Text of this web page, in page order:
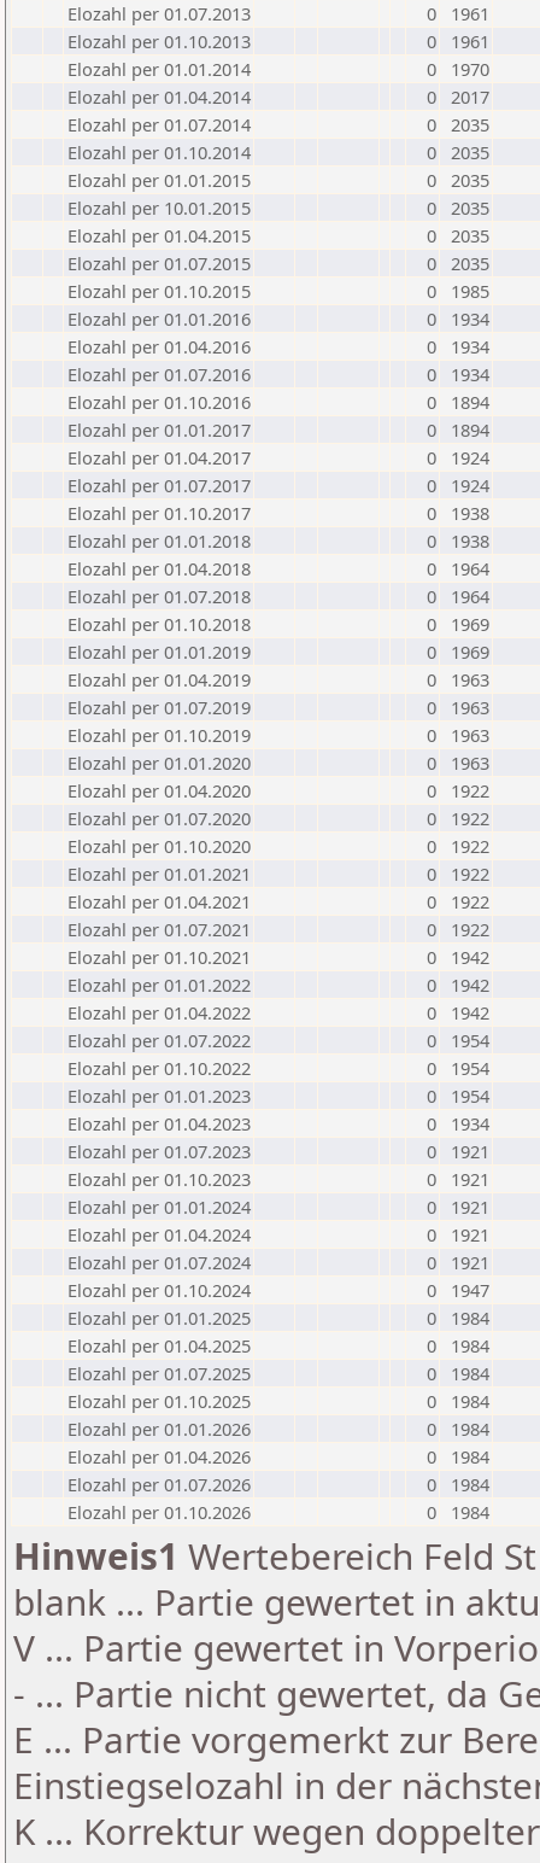
Elozahl per 01.07.2013
0
1961
Elozahl per 01.10.2013
0
1961
Elozahl per 01.01.2014
0
1970
Elozahl per 01.04.2014
0 2017
Elozahl per 01.07.2014
0 2035
Elozahl per 01.10.2014
0 2035
Elozahl per 01.01.2015
0 2035
Elozahl per 10.01.2015
0 2035
Elozahl per 01.04.2015
0 2035
Elozahl per 01.07.2015
0 2035
Elozahl per 01.10.2015
0
1985
Elozahl per 01.01.2016
0
1934
Elozahl per 01.04.2016
0
1934
Elozahl per 01.07.2016
0
1934
Elozahl per 01.10.2016
0
1894
Elozahl per 01.01.2017
0
1894
Elozahl per 01.04.2017
0
1924
Elozahl per 01.07.2017
0
1924
Elozahl per 01.10.2017
0
1938
Elozahl per 01.01.2018
0
1938
Elozahl per 01.04.2018
0
1964
Elozahl per 01.07.2018
0
1964
Elozahl per 01.10.2018
0
1969
Elozahl per 01.01.2019
0
1969
Elozahl per 01.04.2019
0
1963
Elozahl per 01.07.2019
0
1963
Elozahl per 01.10.2019
0
1963
Elozahl per 01.01.2020
0
1963
Elozahl per 01.04.2020
0
1922
Elozahl per 01.07.2020
0
1922
Elozahl per 01.10.2020
0
1922
Elozahl per 01.01.2021
0
1922
Elozahl per 01.04.2021
0
1922
Elozahl per 01.07.2021
0
1922
Elozahl per 01.10.2021
0
1942
Elozahl per 01.01.2022
0
1942
Elozahl per 01.04.2022
0
1942
Elozahl per 01.07.2022
0
1954
Elozahl per 01.10.2022
0
1954
Elozahl per 01.01.2023
0
1954
Elozahl per 01.04.2023
0
1934
Elozahl per 01.07.2023
0
1921
Elozahl per 01.10.2023
0
1921
Elozahl per 01.01.2024
0
1921
Elozahl per 01.04.2024
0
1921
Elozahl per 01.07.2024
0
1921
Elozahl per 01.10.2024
0
1947
Elozahl per 01.01.2025
0
1984
Elozahl per 01.04.2025
0
1984
Elozahl per 01.07.2025
0
1984
Elozahl per 01.10.2025
0
1984
Elozahl per 01.01.2026
0
1984
Elozahl per 01.04.2026
0
1984
Elozahl per 01.07.2026
0
1984
Elozahl per 01.10.2026
0 1984
Hinweis1 Wertebereich Feld
blank ... Partie gewertet in
V ... Partie gewertet in
- ... Partie nicht gewertet, da
E ... Partie vorgemerkt zur
Einstiegselozahl in der
K ... Korrektur wegen